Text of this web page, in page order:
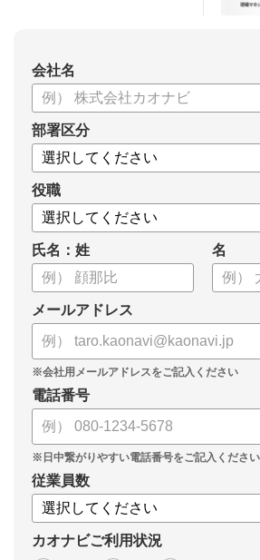
会社名
部署区分
役職
氏名：姓 名
メールアドレス
電話番号
従業員数
カオナビご利用状況